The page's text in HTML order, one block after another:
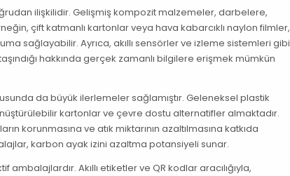
ilişkilidir. Gelişmiş kompozit malzemeler, darbelere,
çift katmanlı kartonlar veya hava kabarcıklı naylon filmler,
sağlayabilir. Ayrıca, akıllı sensörler ve izleme sistemleri gibi
hakkında gerçek zamanlı bilgilere erişmek mümkün
da büyük ilerlemeler sağlamıştır. Geleneksel plastik
kartonlar ve çevre dostu alternatifler almaktadır.
korunmasına ve atık miktarının azaltılmasına katkıda
karbon ayak izini azaltma potansiyeli sunar.
Akıllı etiketler ve QR kodlar aracılığıyla,